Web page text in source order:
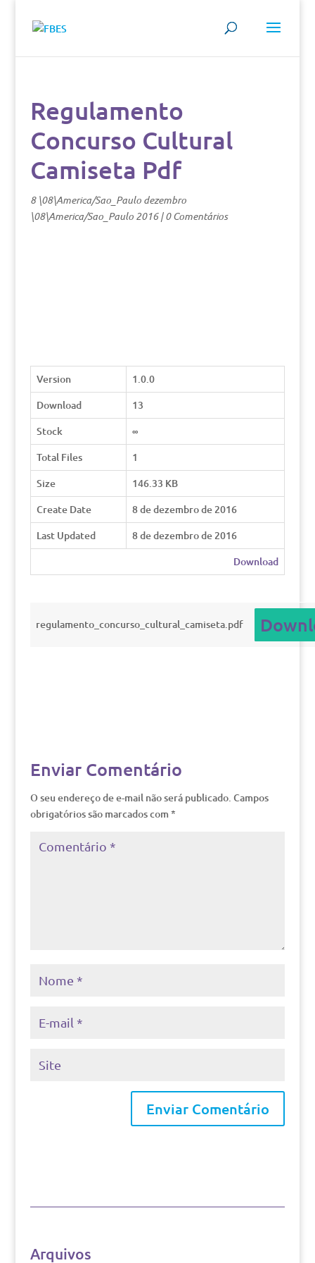
Regulamento
Concurso Cultural
Camiseta Pdf
8 \08\America/Sao_Paulo dezembro
\08\America/Sao_Paulo 2016|0 Comentários
Version
1.0.0
Download
13
Stock
∞
Total Files
1
Size
146.33 KB
Create Date
8 de dezembro de 2016
Last Updated
8 de dezembro de 2016
Download
regulamento_concurso_cultural_camiseta.pdf
Enviar Comentário
O seu endereço de e-mail não será publicado. Campos
obrigatórios são marcados com *
Arquivos